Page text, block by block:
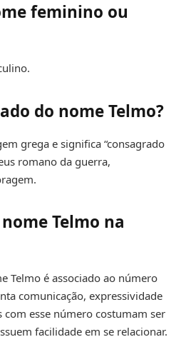
feminino ou
do nome Telmo?
grega e significa “consagrado
romano da guerra,
Telmo na
Telmo é associado ao número
comunicação, expressividade
com esse número costumam ser
facilidade em se relacionar.